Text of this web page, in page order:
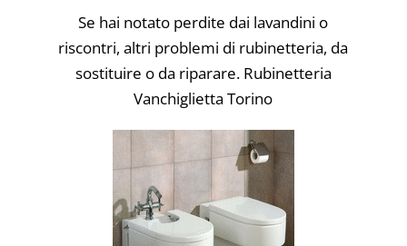
Se hai notato perdite dai lavandini o
riscontri, altri problemi di rubinetteria, da
sostituire o da riparare. Rubinetteria
Vanchiglietta Torino